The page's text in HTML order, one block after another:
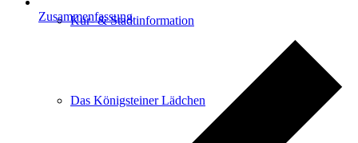
Kur- & Stadtinformation
Das Königsteiner Lädchen
Zusammenfassung